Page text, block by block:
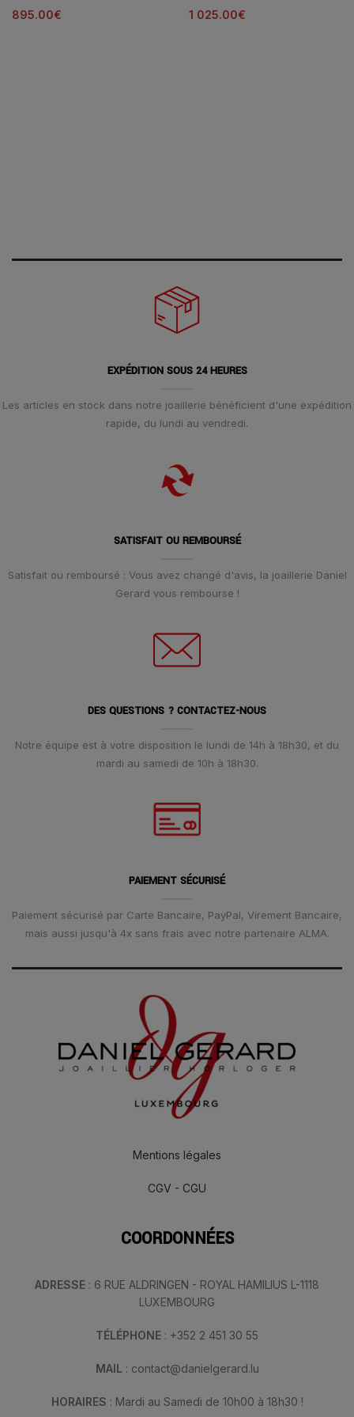
895.00€ 1 025.00€
EXPÉDITION SOUS 24 HEURES
Les articles en stock dans notre joaillerie bénéficient d'une expédition
rapide, du lundi au vendredi.
SATISFAIT OU REMBOURSÉ
Satisfait ou remboursé : Vous avez changé d'avis, la joaillerie Daniel
Gerard vous rembourse !
DES QUESTIONS ? CONTACTEZ-NOUS
Notre équipe est à votre disposition le lundi de 14h à 18h30, et du
mardi au samedi de 10h à 18h30.
PAIEMENT SÉCURISÉ
Paiement sécurisé par Carte Bancaire, PayPal, Virement Bancaire,
mais aussi jusqu'à 4x sans frais avec notre partenaire ALMA.
Mentions légales
CGV - CGU
COORDONNÉES
ADRESSE : 6 RUE ALDRINGEN - ROYAL HAMILIUS L-1118
LUXEMBOURG
TÉLÉPHONE : +352 2 451 30 55
MAIL : contact@danielgerard.lu
HORAIRES : Mardi au Samedi de 10h00 à 18h30 !